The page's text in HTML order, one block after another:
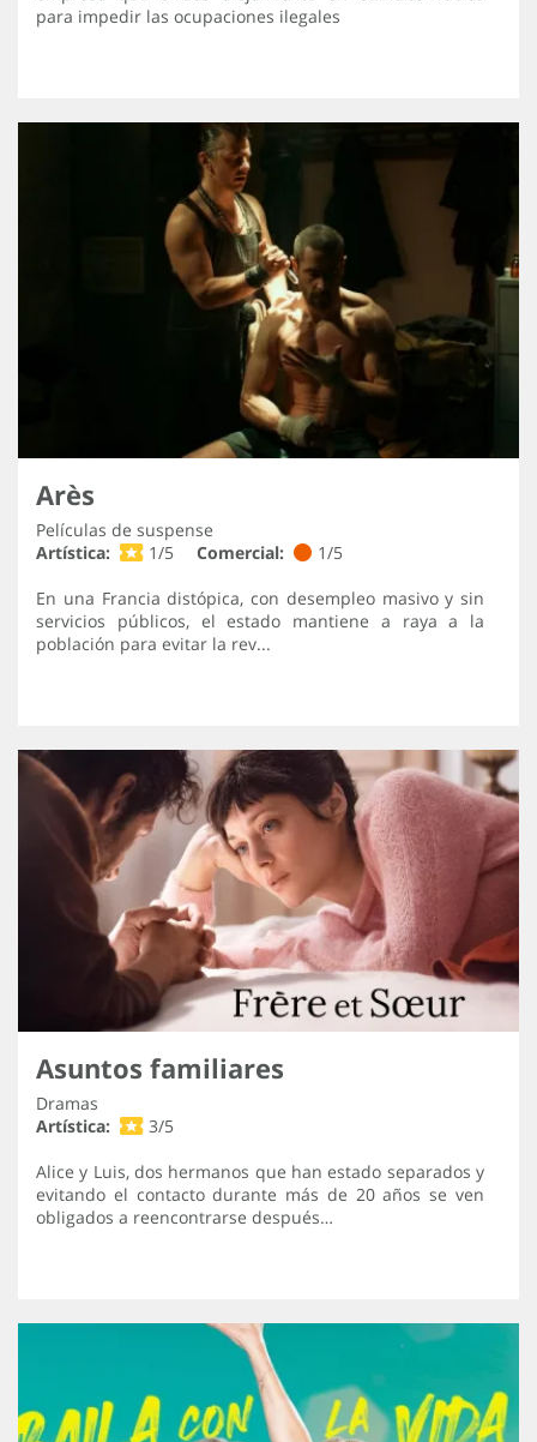
para impedir las ocupaciones ilegales
Arès
Películas de suspense
Artística:
1/5 Comercial:
1/5
En una Francia distópica, con desempleo masivo y sin
servicios públicos, el estado mantiene a raya a la
población para evitar la rev...
Asuntos familiares
Dramas
Artística:
3/5
Alice y Luis, dos hermanos que han estado separados y
evitando el contacto durante más de 20 años se ven
obligados a reencontrarse después…